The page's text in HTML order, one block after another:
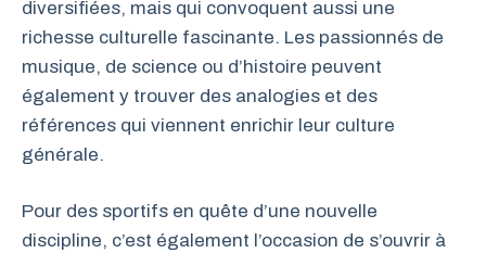
diversifiées, mais qui convoquent aussi une
richesse culturelle fascinante. Les passionnés de
musique, de science ou d’histoire peuvent
également y trouver des analogies et des
références qui viennent enrichir leur culture
générale.
Pour des sportifs en quête d’une nouvelle
discipline, c’est également l’occasion de s’ouvrir à